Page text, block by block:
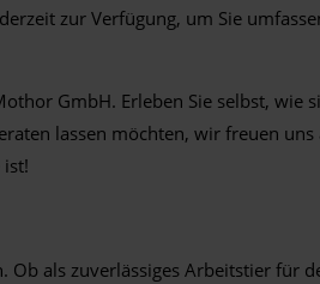
zur Verfügung, um Sie
GmbH. Erleben Sie selbst, wie
lassen möchten, wir freuen uns
als zuverlässiges Arbeitstier für